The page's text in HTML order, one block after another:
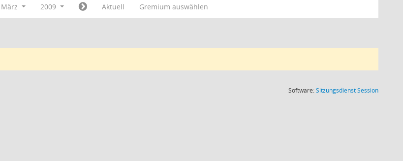
März 2009 Aktuell Gremium auswählen
Software:SitzungsdienstSession(Wird in